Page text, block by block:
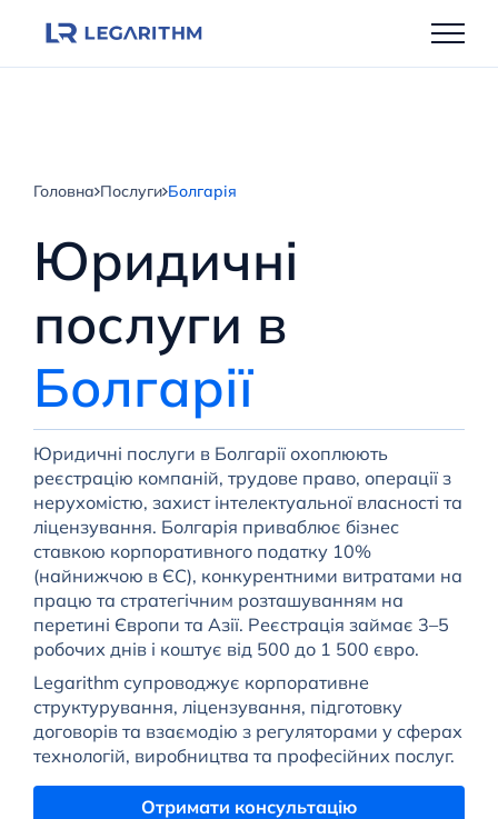
Головна Послуги Болгарія
Юридичні
послуги в
Болгарії
Юридичні послуги в Болгарії охоплюють
реєстрацію компаній, трудове право, операції з
нерухомістю, захист інтелектуальної власності та
ліцензування. Болгарія приваблює бізнес
ставкою корпоративного податку 10%
(найнижчою в ЄС), конкурентними витратами на
працю та стратегічним розташуванням на
перетині Європи та Азії. Реєстрація займає 3–5
робочих днів і коштує від 500 до 1 500 євро.
Legarithm супроводжує корпоративне
структурування, ліцензування, підготовку
договорів та взаємодію з регуляторами у сферах
технологій, виробництва та професійних послуг.
Отримати консультацію